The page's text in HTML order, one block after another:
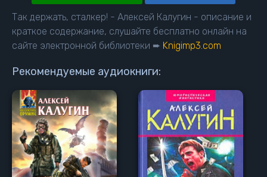
Так держать, сталкер! - Алексей Калугин - описание и
краткое содержание, слушайте бесплатно онлайн на
сайте электронной библиотеки ➨ Knigimp3.com
Рекомендуемые аудиокниги: